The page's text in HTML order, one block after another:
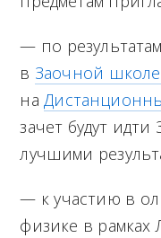
— по
в Заочной
на
зачет будут
лучшими
— к участию в
физике в